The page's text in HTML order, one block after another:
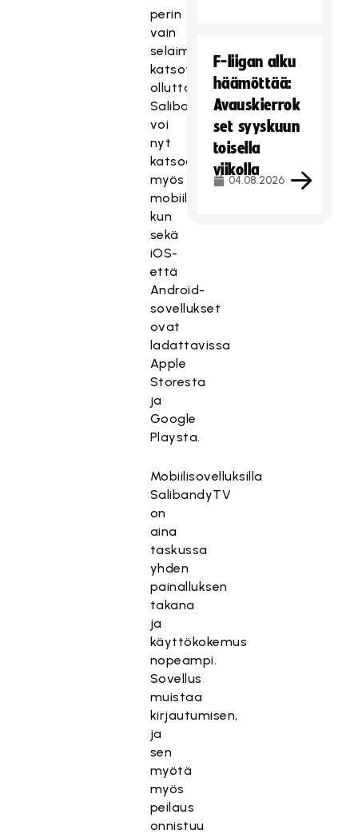
perin
vain
selaimella
katsottavissa
ollutta
SalibandyTV:tä
voi
nyt
katsoa
myös
mobiilisovelluksilla,
kun
sekä
iOS-
että
Android-
sovellukset
ovat
ladattavissa
Apple
Storesta
ja
Google
Playsta.
Mobiilisovelluksilla
SalibandyTV
on
aina
taskussa
yhden
painalluksen
takana
ja
käyttökokemus
nopeampi.
Sovellus
muistaa
kirjautumisen,
ja
sen
myötä
myös
peilaus
onnistuu
F-liigan alku
häämöttää:
Avauskierrok
set syyskuun
toisella
viikolla
04.08.2026